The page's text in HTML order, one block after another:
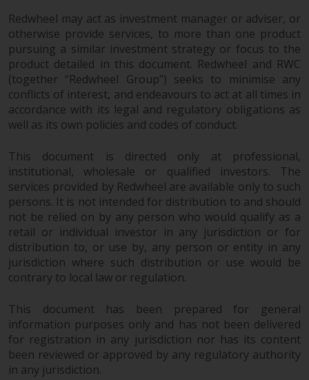
dieser Website erhalten,
personenbezogene Daten
darstellen, stimmen Sie deren
Verarbeitung durch Redwheel und
seine Vertreter und andere Dritte
zu. Alle diese Unternehmen sind
verpflichtet, die Vertraulichkeit
Wenn Sie nicht möchten, dass
Ihre Informationen auf diese
Weise verwendet werden, sollten
Sie Redwheel per E-Mail oder
schriftlich darüber informieren.
Sie haben Anspruch auf eine
Kopie der Informationen, die wir
über Sie gespeichert haben,
indem Sie uns schriftlich
anschreiben und diese anfordern.
Weitere Informationen finden Sie
in unserer Datenschutz- und
Datenschutzrichtlinie und Cookie-
Richtlinie.
Redwheel may act as investment manager or adviser, or
otherwise provide services, to more than one product
pursuing a similar investment strategy or focus to the
product detailed in this document. Redwheel and RWC
(together “Redwheel Group”) seeks to minimise any
conflicts of interest, and endeavours to act at all times in
accordance with its legal and regulatory obligations as
well as its own policies and codes of conduct.
This document is directed only at professional,
institutional, wholesale or qualified investors. The
services provided by Redwheel are available only to such
persons. It is not intended for distribution to and should
not be relied on by any person who would qualify as a
retail or individual investor in any jurisdiction or for
distribution to, or use by, any person or entity in any
jurisdiction where such distribution or use would be
contrary to local law or regulation.
This document has been prepared for general
information purposes only and has not been delivered
for registration in any jurisdiction nor has its content
been reviewed or approved by any regulatory authority
in any jurisdiction.